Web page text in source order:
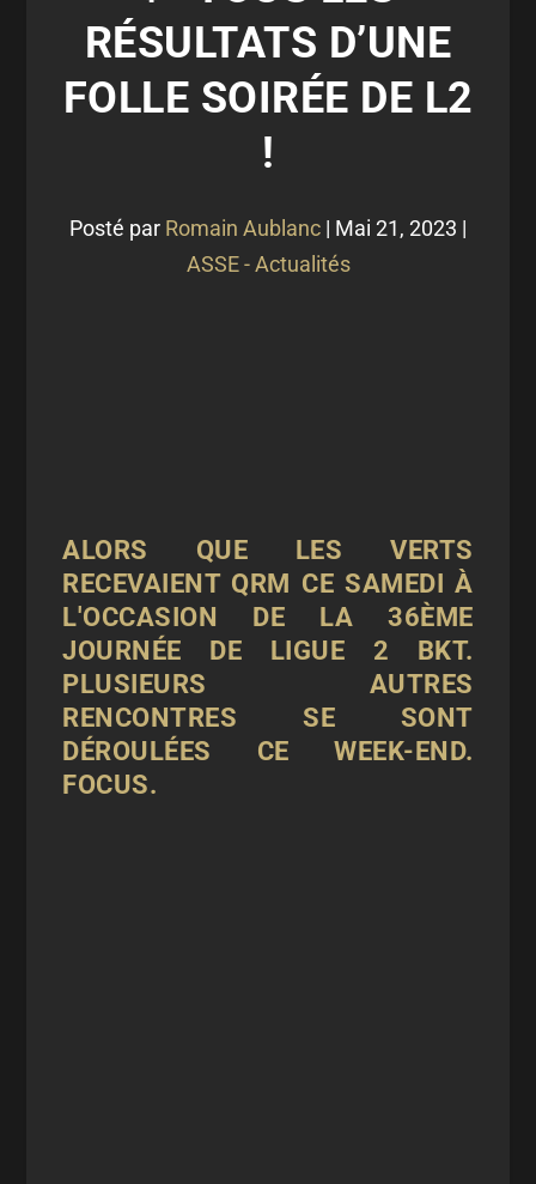
RÉSULTATS D’UNE
FOLLE SOIRÉE DE L2
!
Posté par Romain Aublanc | Mai 21, 2023 |
ASSE - Actualités
ALORS QUE LES VERTS
RECEVAIENT QRM CE SAMEDI À
L'OCCASION DE LA 36ÈME
JOURNÉE DE LIGUE 2 BKT.
PLUSIEURS AUTRES
RENCONTRES SE SONT
DÉROULÉES CE WEEK-END.
FOCUS.